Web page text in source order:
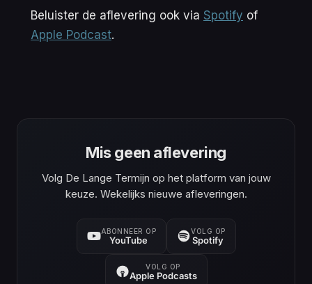
Beluister de aflevering ook via Spotify of
Apple Podcast.
Mis geen aflevering
Volg De Lange Termijn op het platform van jouw
keuze. Wekelijks nieuwe afleveringen.
ABONNEER OP
YouTube
VOLG OP
Spotify
VOLG OP
Apple Podcasts